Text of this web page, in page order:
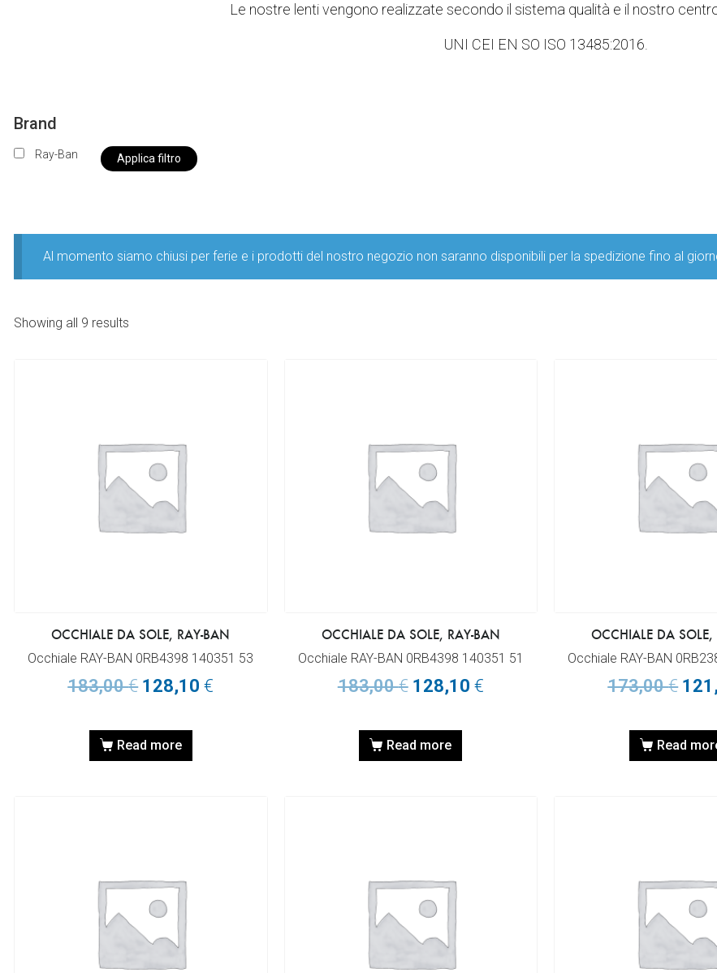
Le nostre lenti vengono realizzate secondo il sistema qualità e il nostro
UNI CEI EN SO ISO 13485:2016.
Brand
Ray-Ban Applica filtro
Al momento siamo chiusi per ferie e i prodotti del nostro negozio non saranno disponibili per la spedizione fino al
Showing all 9 results
OCCHIALE DA SOLE, RAY-BAN
Occhiale RAY-BAN 0RB4398 140351 53
183,00€ 128,10€
Read more
OCCHIALE DA SOLE, RAY-BAN
Occhiale RAY-BAN 0RB4398 140351 51
183,00€ 128,10 €
Read more
OCCHIALE DA SOLE,
Occhiale RAY-BAN
173,00€
Read